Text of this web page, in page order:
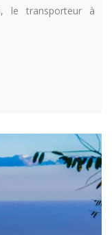
le transporteur à